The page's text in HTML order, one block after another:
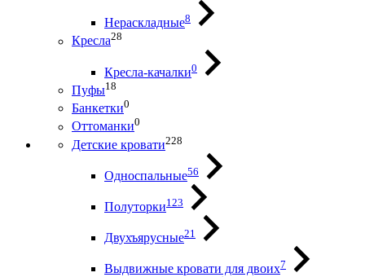
Нераскладные8
Кресла28
Кресла-качалки0
Пуфы18
Банкетки0
Оттоманки0
Детские кровати228
Односпальные56
Полуторки123
Двухъярусные21
Выдвижные кровати для двоих7